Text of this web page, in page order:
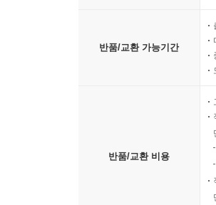
반품/교환 가능기간
반품/교환 비용